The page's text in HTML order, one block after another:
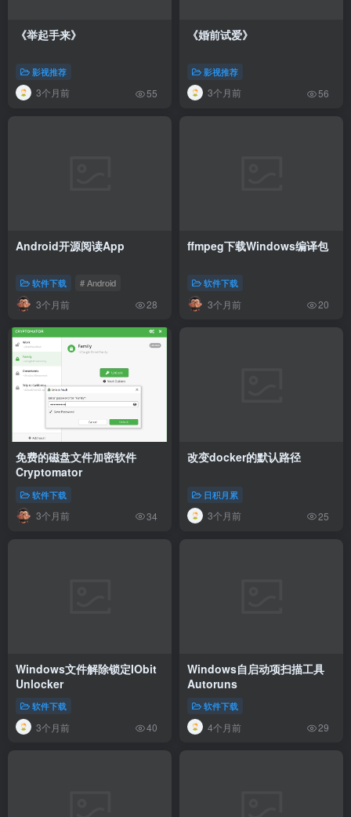
《举起手来》
影视推荐
3个月前 55
《婚前试爱》
影视推荐
3个月前 56
Android开源阅读App
软件下载 # Android
3个月前 28
ffmpeg下载Windows编译包
软件下载
3个月前 20
免费的磁盘文件加密软件
Cryptomator
软件下载
3个月前 34
改变docker的默认路径
日积月累
3个月前 25
Windows文件解除锁定IObit
Unlocker
软件下载
3个月前 40
Windows自启动项扫描工具
Autoruns
软件下载
4个月前 29